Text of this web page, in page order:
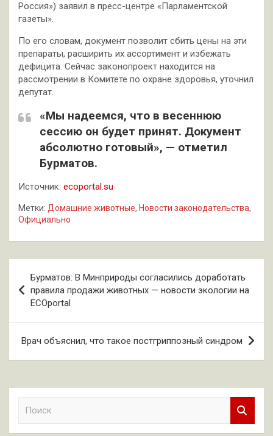
Россия») заявил в пресс-центре «Парламентской
газеты».
По его словам, документ позволит сбить цены на эти
препараты, расширить их ассортимент и избежать
дефицита. Сейчас законопроект находится на
рассмотрении в Комитете по охране здоровья, уточнил
депутат.
«Мы надеемся, что в весеннюю
сессию он будет принят. Документ
абсолютно готовый», — отметил
Бурматов.
Источник: ecoportal.su
Метки: Домашние животные, Новости законодательства,
Официально
по
записям
Бурматов: В Минприроды согласились доработать
правила продажи животных — новости экологии на
ECOportal
Врач объяснил, что такое постгриппозный синдром